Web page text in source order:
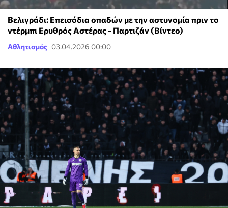
Βελιγράδι: Επεισόδια οπαδών με την αστυνομία πριν το
ντέρμπι Ερυθρός Αστέρας - Παρτιζάν (Βίντεο)
Αθλητισμός 03.04.2026 00:00